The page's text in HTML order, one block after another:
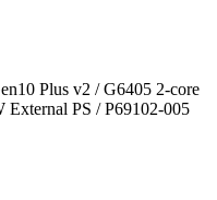
Plus v2 / G6405 2-core
PS / P69102-005